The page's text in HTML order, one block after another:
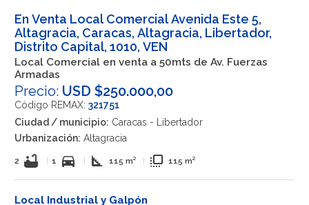
En Venta Local Comercial Avenida Este 5,
Altagracia, Caracas, Altagracia, Libertador,
Distrito Capital, 1010, VEN
Local Comercial en venta a 50mts de Av. Fuerzas
Armadas
Precio: USD $250.000,00
Código REMAX: 321751
Ciudad / municipio: Caracas - Libertador
Urbanización: Altagracia
2 bathtub 1 directions_car square_foot 115 m² flip_to_front 115 m²
Local Industrial y Galpón